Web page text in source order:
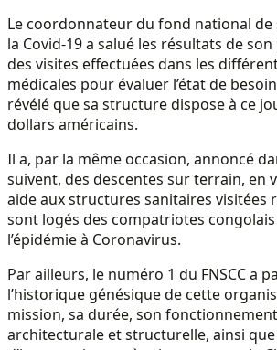
Le coordonnateur du fond national
la Covid-19 a salué les résultats de son
des visites effectuées dans les
médicales pour évaluer l’état de
révélé que sa structure dispose à ce
dollars américains.
Il a, par la même occasion, annoncé
suivent, des descentes sur terrain, en
aide aux structures sanitaires visitées
sont logés des compatriotes
l’épidémie à Coronavirus.
Par ailleurs, le numéro 1 du FNSCC a
l’historique génésique de cette
mission, sa durée, son
architecturale et structurelle, ainsi